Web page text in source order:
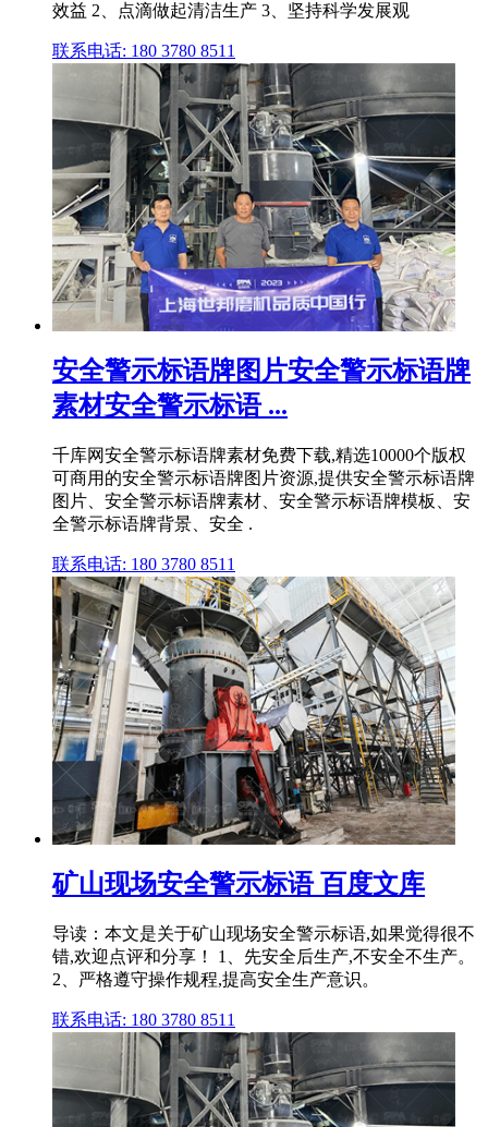
效益 2、点滴做起清洁生产 3、坚持科学发展观
联系电话: 180 3780 8511
安全警示标语牌图片安全警示标语牌
素材安全警示标语 ...
千库网安全警示标语牌素材免费下载,精选10000个版权
可商用的安全警示标语牌图片资源,提供安全警示标语牌
图片、安全警示标语牌素材、安全警示标语牌模板、安
全警示标语牌背景、安全 .
联系电话: 180 3780 8511
矿山现场安全警示标语 百度文库
导读：本文是关于矿山现场安全警示标语,如果觉得很不
错,欢迎点评和分享！ 1、先安全后生产,不安全不生产。
2、严格遵守操作规程,提高安全生产意识。
联系电话: 180 3780 8511